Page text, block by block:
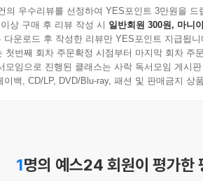
의 우수리뷰를 선정하여 YES포인트 3만원을 드
상 구매 후 리뷰 작성 시 일반회원 300원, 마니
다운로드 후 작성한 리뷰만 YES포인트 지급됩니
첫번째 회차 주문확정 시점부터 마지막 회차 주
모임으로 진행된 클래스는 사락 독서모임 게시
이백, CD/LP, DVD/Blu-ray, 패션 및 판매금지 상
1명의 예스24 회원이 평가한